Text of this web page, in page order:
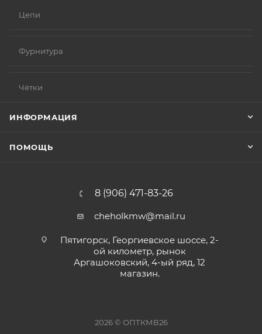
Цепи
Фурнитура
Чётки
ИНФОРМАЦИЯ
ПОМОЩЬ
8 (906) 471-83-26
cheholkmw@mail.ru
Пятигорск, Георгиевское шоссе, 2-
ой километр, рынок
Аргашоковский, 4-ый ряд, 12
магазин.
2026 © ОПТКМВ26